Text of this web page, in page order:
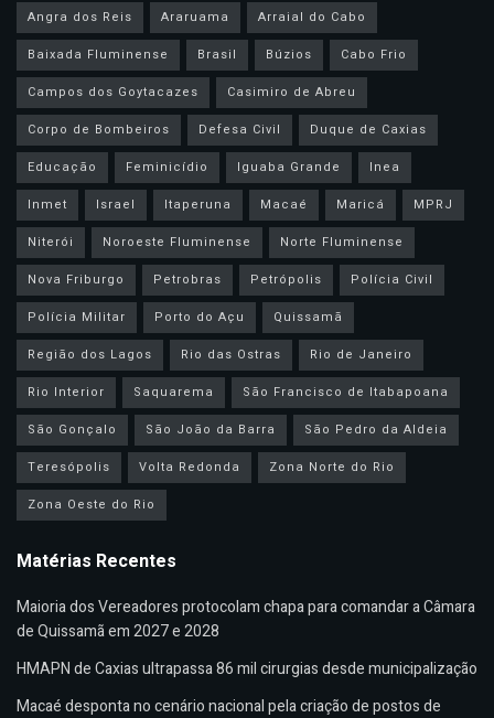
Angra dos Reis Araruama
Arraial do Cabo
Baixada Fluminense
Brasil Búzios
Cabo Frio
Campos dos Goytacazes
Casimiro de Abreu
Corpo de Bombeiros
Defesa Civil
Duque de Caxias
Educação
Feminicídio Iguaba Grande
Inea
Inmet
Israel Itaperuna Macaé Maricá
MPRJ
Niterói
Noroeste Fluminense
Norte Fluminense
Nova Friburgo
Petrobras Petrópolis
Polícia Civil
Polícia Militar
Porto do Açu
Quissamã
Região dos Lagos
Rio das Ostras
Rio de Janeiro
Rio Interior
Saquarema
São Francisco de Itabapoana
São Gonçalo
São João da Barra
São Pedro da Aldeia
Teresópolis
Volta Redonda
Zona Norte do Rio
Zona Oeste do Rio
Matérias Recentes
Maioria dos Vereadores protocolam chapa para comandar a Câmara
de Quissamã em 2027 e 2028
HMAPN de Caxias ultrapassa 86 mil cirurgias desde municipalização
Macaé desponta no cenário nacional pela criação de postos de